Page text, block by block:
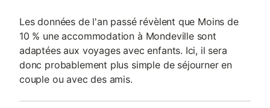
Les données de l'an passé révèlent que Moins de
10 % une accommodation à Mondeville sont
adaptées aux voyages avec enfants. Ici, il sera
donc probablement plus simple de séjourner en
couple ou avec des amis.